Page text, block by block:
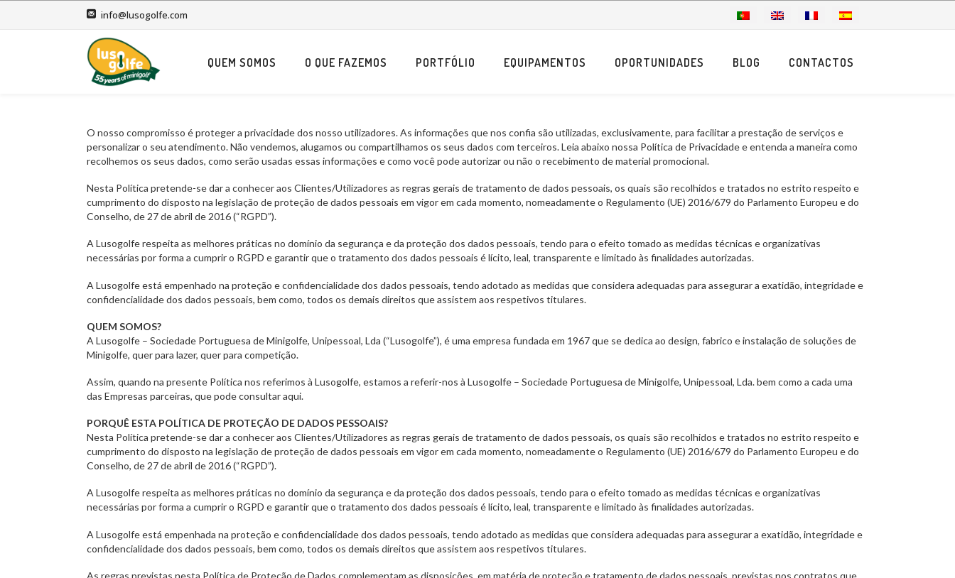
info@lusogolfe.com
QUEM SOMOS O QUE FAZEMOS PORTFÓLIO EQUIPAMENTOS OPORTUNIDADES BLOG CONTACTOS
O nosso compromisso é proteger a privacidade dos nosso utilizadores. As informações que nos confia são utilizadas, exclusivamente, para facilitar a prestação de serviços e
personalizar o seu atendimento. Não vendemos, alugamos ou compartilhamos os seus dados com terceiros. Leia abaixo nossa Política de Privacidade e entenda a maneira como
recolhemos os seus dados, como serão usadas essas informações e como você pode autorizar ou não o recebimento de material promocional.
Nesta Política pretende-se dar a conhecer aos Clientes/Utilizadores as regras gerais de tratamento de dados pessoais, os quais são recolhidos e tratados no estrito respeito e
cumprimento do disposto na legislação de proteção de dados pessoais em vigor em cada momento, nomeadamente o Regulamento (UE) 2016/679 do Parlamento Europeu e do
Conselho, de 27 de abril de 2016 (“RGPD”).
A Lusogolfe respeita as melhores práticas no domínio da segurança e da proteção dos dados pessoais, tendo para o efeito tomado as medidas técnicas e organizativas
necessárias por forma a cumprir o RGPD e garantir que o tratamento dos dados pessoais é lícito, leal, transparente e limitado às finalidades autorizadas.
A Lusogolfe está empenhado na proteção e confidencialidade dos dados pessoais, tendo adotado as medidas que considera adequadas para assegurar a exatidão, integridade e
confidencialidade dos dados pessoais, bem como, todos os demais direitos que assistem aos respetivos titulares.
QUEM SOMOS?
A Lusogolfe – Sociedade Portuguesa de Minigolfe, Unipessoal, Lda (“Lusogolfe”), é uma empresa fundada em 1967 que se dedica ao design, fabrico e instalação de soluções de
Minigolfe, quer para lazer, quer para competição.
Assim, quando na presente Política nos referimos à Lusogolfe, estamos a referir-nos à Lusogolfe – Sociedade Portuguesa de Minigolfe, Unipessoal, Lda. bem como a cada uma
das Empresas parceiras, que pode consultar aqui.
PORQUÊ ESTA POLÍTICA DE PROTEÇÃO DE DADOS PESSOAIS?
Nesta Política pretende-se dar a conhecer aos Clientes/Utilizadores as regras gerais de tratamento de dados pessoais, os quais são recolhidos e tratados no estrito respeito e
cumprimento do disposto na legislação de proteção de dados pessoais em vigor em cada momento, nomeadamente o Regulamento (UE) 2016/679 do Parlamento Europeu e do
Conselho, de 27 de abril de 2016 (“RGPD”).
A Lusogolfe respeita as melhores práticas no domínio da segurança e da proteção dos dados pessoais, tendo para o efeito tomado as medidas técnicas e organizativas
necessárias por forma a cumprir o RGPD e garantir que o tratamento dos dados pessoais é lícito, leal, transparente e limitado às finalidades autorizadas.
A Lusogolfe está empenhada na proteção e confidencialidade dos dados pessoais, tendo adotado as medidas que considera adequadas para assegurar a exatidão, integridade e
confidencialidade dos dados pessoais, bem como, todos os demais direitos que assistem aos respetivos titulares.
As regras previstas nesta Política de Proteção de Dados complementam as disposições, em matéria de proteção e tratamento de dados pessoais, previstas nos contratos que